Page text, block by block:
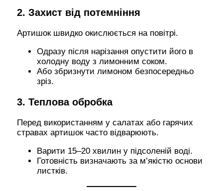
2. Захист від потемніння
Артишок швидко окислюється на повітрі.
Одразу після нарізання опустити його в
холодну воду з лимонним соком.
Або збризнути лимоном безпосередньо
зріз.
3. Теплова обробка
Перед використанням у салатах або гарячих
стравах артишок часто відварюють.
Варити 15–20 хвилин у підсоленій воді.
Готовність визначають за м’якістю основи
листків.